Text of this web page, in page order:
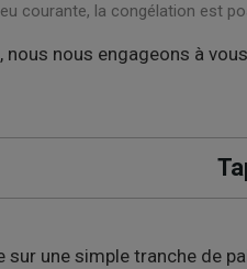
courante, la congélation est
, nous nous engageons à
une simple tranche de